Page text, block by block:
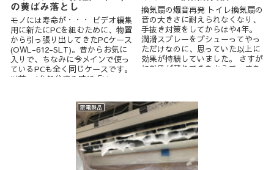
の黄ばみ落とし
モノには寿命が・・・ ビデオ編集
用に新たにPCを組むために、物置
から引っ張り出してきたPCケース
(OWL-612-SLT)。昔からお気に
入りで、ちなみに今メインで使っ
ているPCも全く同じケースです。
以前、1台処分する時に「いつ...
換気扇の爆音再発 トイレ換気扇の
音の大きさに耐えられなくなり、
手抜き対策をしてからはや4年。
潤滑スプレーをプシューってやっ
ただけなのに、思っていた以上に
効果が持続していました。 さすが
に効果が薄れてきたようで、また
家電製品